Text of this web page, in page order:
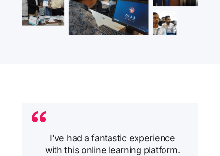
I’ve had a fantastic experience
with this online learning platform.